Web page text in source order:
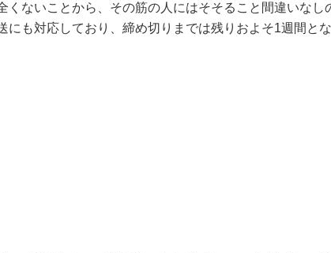
くないことから、その筋の人にはそそること間違いなし
にも対応しており、締め切りまでは残りおよそ1週間とな